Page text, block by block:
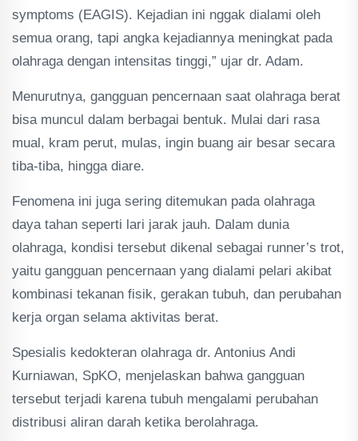
symptoms (EAGIS). Kejadian ini nggak dialami oleh
semua orang, tapi angka kejadiannya meningkat pada
olahraga dengan intensitas tinggi,” ujar dr. Adam.
Menurutnya, gangguan pencernaan saat olahraga berat
bisa muncul dalam berbagai bentuk. Mulai dari rasa
mual, kram perut, mulas, ingin buang air besar secara
tiba-tiba, hingga diare.
Fenomena ini juga sering ditemukan pada olahraga
daya tahan seperti lari jarak jauh. Dalam dunia
olahraga, kondisi tersebut dikenal sebagai runner’s trot,
yaitu gangguan pencernaan yang dialami pelari akibat
kombinasi tekanan fisik, gerakan tubuh, dan perubahan
kerja organ selama aktivitas berat.
Spesialis kedokteran olahraga dr. Antonius Andi
Kurniawan, SpKO, menjelaskan bahwa gangguan
tersebut terjadi karena tubuh mengalami perubahan
distribusi aliran darah ketika berolahraga.